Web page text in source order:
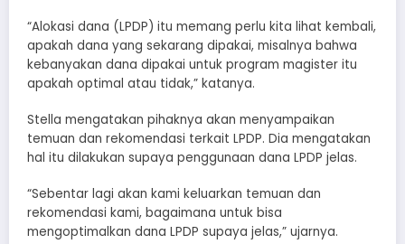
“Alokasi dana (LPDP) itu memang perlu kita lihat kembali,
apakah dana yang sekarang dipakai, misalnya bahwa
kebanyakan dana dipakai untuk program magister itu
apakah optimal atau tidak,” katanya.
Stella mengatakan pihaknya akan menyampaikan
temuan dan rekomendasi terkait LPDP. Dia mengatakan
hal itu dilakukan supaya penggunaan dana LPDP jelas.
“Sebentar lagi akan kami keluarkan temuan dan
rekomendasi kami, bagaimana untuk bisa
mengoptimalkan dana LPDP supaya jelas,” ujarnya.